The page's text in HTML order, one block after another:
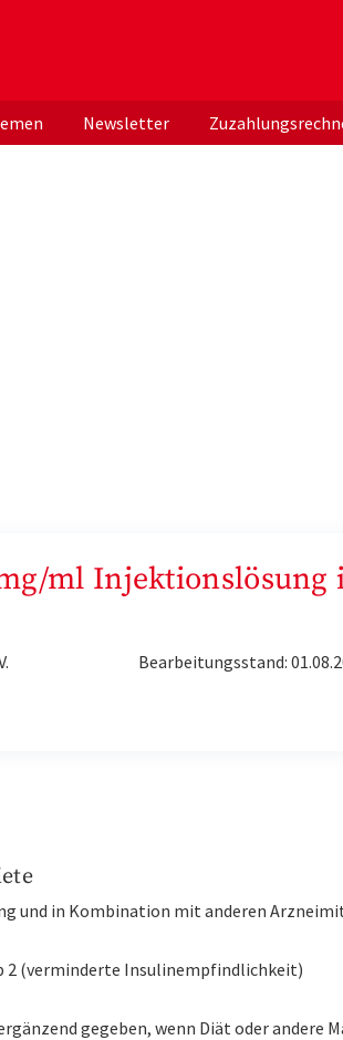
Newsletter
ml Injektionslösung
Bearbeitungsstand:
und in Kombination mit anderen
2 (verminderte Insulinempfindlichkeit)
gegeben, wenn Diät oder andere